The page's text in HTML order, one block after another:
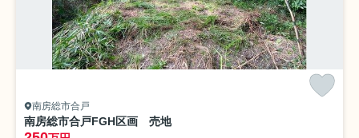
南房総市合戸
南房総市合戸FGH区画 売地